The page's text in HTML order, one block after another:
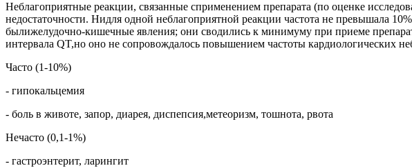
Неблагоприятные реакции, связанные сприменением препарата (по оценке
недостаточности. Нидля одной неблагоприятной реакции частота не превышала
былижелудочно-кишечные явления; они сводились к минимуму при приеме
интервала QT,но оно не сопровождалось повышением частоты кардиологических
Часто (1-10%)
- гипокальцемия
- боль в животе, запор, диарея, диспепсия,метеоризм, тошнота, рвота
Нечасто (0,1-1%)
- гастроэнтерит, ларингит